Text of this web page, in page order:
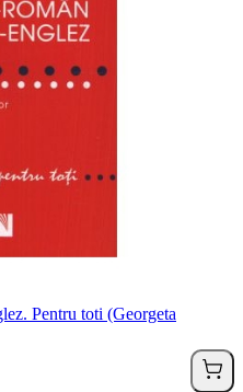
Pentru toti (Georgeta